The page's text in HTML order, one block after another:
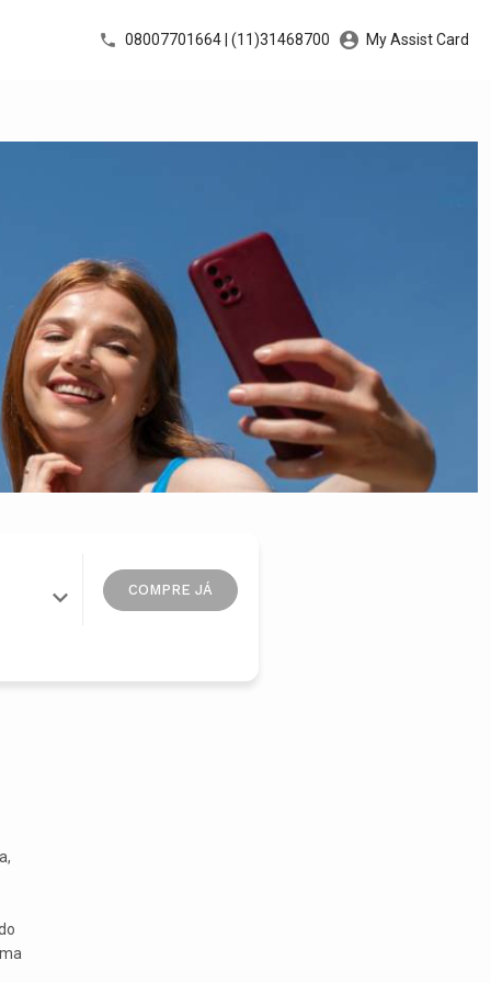
08007701664 | (11)31468700 My Assist Card
COMPRE JÁ